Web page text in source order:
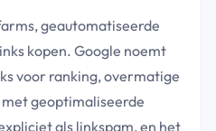
geautomatiseerde
kopen. Google noemt
voor ranking, overmatige
geoptimaliseerde
als linkspam, en het